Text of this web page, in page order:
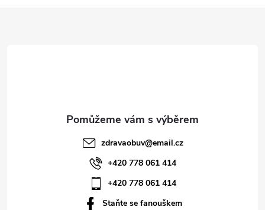
u
zdravaobuv@email.cz
+420 778 061 414
+420 778 061 414
Staňte se fanouškem